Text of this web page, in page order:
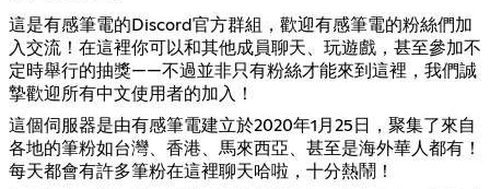
這是有感筆電的Discord官方群組，歡迎有感筆電的粉絲們加
入交流！在這裡你可以和其他成員聊天、玩遊戲，甚至參加不
定時舉行的抽獎——不過並非只有粉絲才能來到這裡，我們誠
摯歡迎所有中文使用者的加入！
這個伺服器是由有感筆電建立於2020年1月25日，聚集了來自
各地的筆粉如台灣、香港、馬來西亞、甚至是海外華人都有！
每天都會有許多筆粉在這裡聊天哈啦，十分熱鬧！